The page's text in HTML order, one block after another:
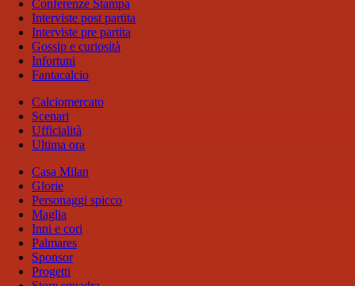
Conferenze Stampa
Interviste post partita
Interviste pre partita
Gossip e curiosità
Infortuni
Fantacalcio
Calciomercato
Scenari
Ufficialità
Ultima ora
Casa Milan
Glorie
Personaggi spicco
Maglia
Inni e cori
Palmares
Sponsor
Progetti